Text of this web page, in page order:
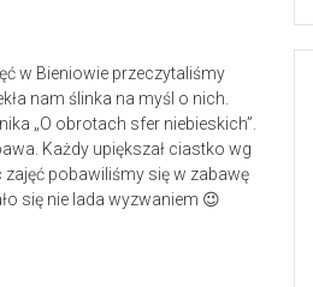
w Bieniowie przeczytaliśmy
nam ślinka na myśl o nich.
„O obrotach sfer niebieskich”.
Każdy upiększał ciastko wg
zajęć pobawiliśmy się w zabawę
się nie lada wyzwaniem 😉